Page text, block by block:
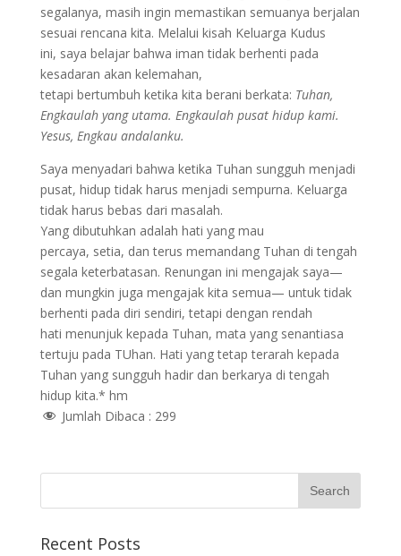
segalanya, masih ingin memastikan semuanya berjalan
sesuai rencana kita. Melalui kisah Keluarga Kudus
ini, saya belajar bahwa iman tidak berhenti pada
kesadaran akan kelemahan,
tetapi bertumbuh ketika kita berani berkata: Tuhan,
Engkaulah yang utama. Engkaulah pusat hidup kami.
Yesus, Engkau andalanku.
Saya menyadari bahwa ketika Tuhan sungguh menjadi
pusat, hidup tidak harus menjadi sempurna. Keluarga
tidak harus bebas dari masalah.
Yang dibutuhkan adalah hati yang mau
percaya, setia, dan terus memandang Tuhan di tengah
segala keterbatasan. Renungan ini mengajak saya—
dan mungkin juga mengajak kita semua— untuk tidak
berhenti pada diri sendiri, tetapi dengan rendah
hati menunjuk kepada Tuhan, mata yang senantiasa
tertuju pada TUhan. Hati yang tetap terarah kepada
Tuhan yang sungguh hadir dan berkarya di tengah
hidup kita.* hm
Jumlah Dibaca : 299
Recent Posts